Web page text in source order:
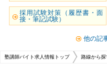
採用試験対策（履歴書・面
接・筆記試験）
他の記
塾講師バイト求人情報トップ 路線から探